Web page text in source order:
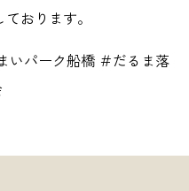
おります。
いパーク船橋 ＃だるま落